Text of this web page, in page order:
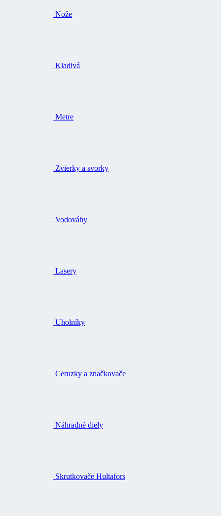
Nože
Kladivá
Metre
Zvierky a svorky
Vodováhy
Lasery
Uholníky
Ceruzky a značkovače
Náhradné diely
Skrutkovače Hultafors